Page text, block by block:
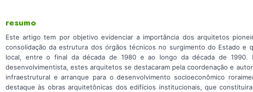
resumo
Este artigo tem por objetivo evidenciar a importância dos arquitetos
consolidação da estrutura dos órgãos técnicos no surgimento do Estado e
local, entre o final da década de 1980 e ao longo da década de 1990.
desenvolvimentista, estes arquitetos se destacaram pela coordenação e
infraestrutural e arranque para o desenvolvimento socioeconômico
destaque às obras arquitetônicas dos edifícios institucionais, que